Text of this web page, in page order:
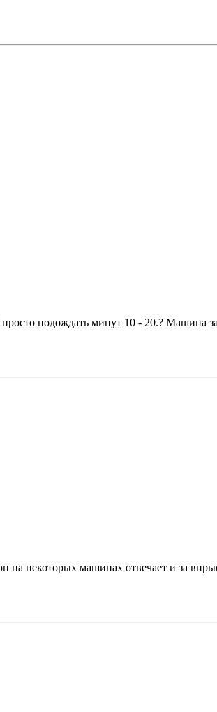
подождать минут 10 - 20.? Машина
на некоторых машинах отвечает и за